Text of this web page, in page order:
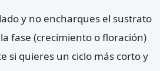
y no encharques el sustrato
fase (crecimiento o floración)
si quieres un ciclo más corto y